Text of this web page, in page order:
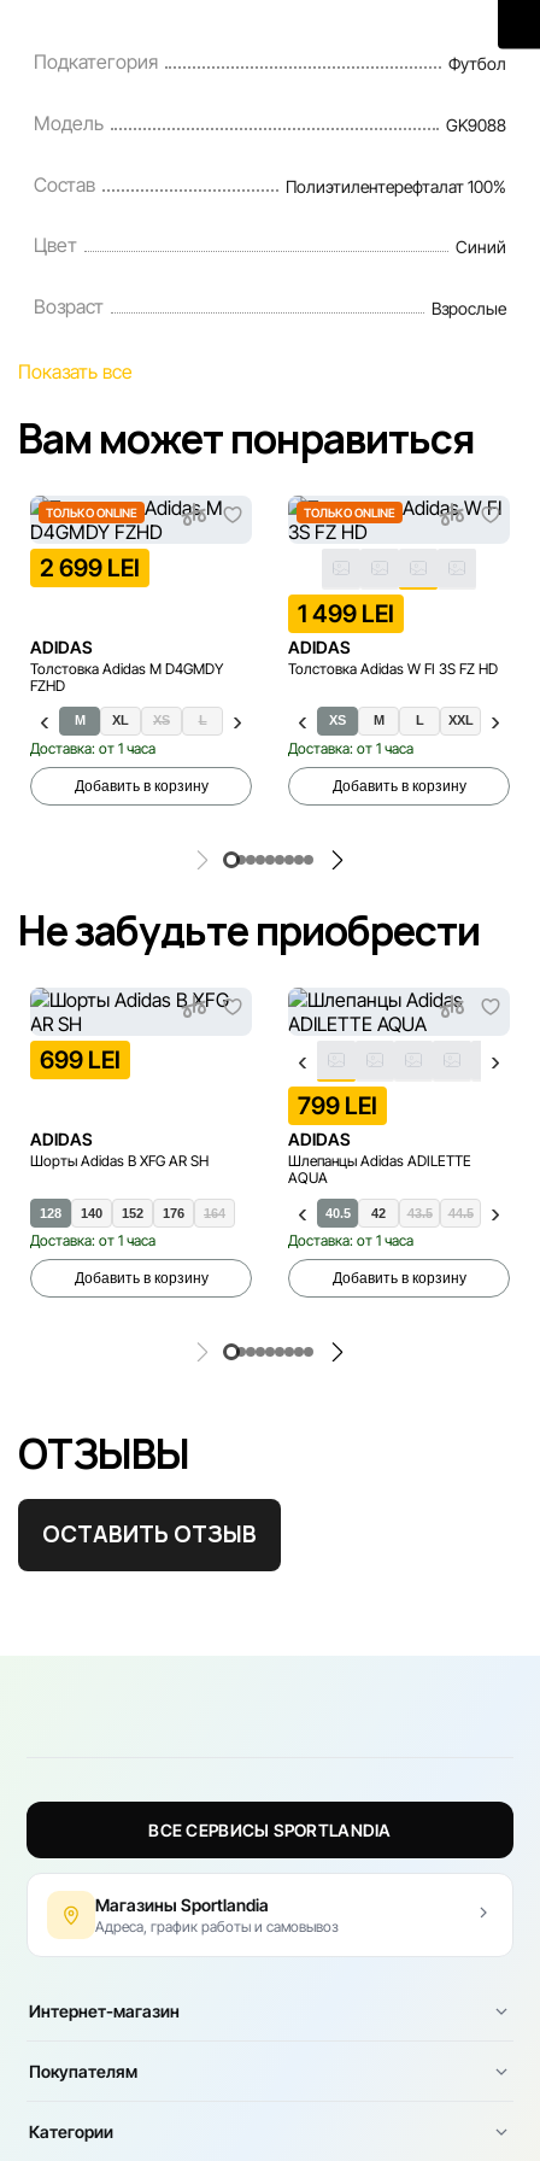
Подкатегория Футбол
Модель GK9088
Состав Полиэтилентерефталат 100%
Цвет Синий
Возраст Взрослые
Показать все
Вам может понравиться
ТОЛЬКО ONLINE
2 699 LEI
ADIDAS
Толстовка Adidas M D4GMDY
FZHD
S M XL XS L 2XL
Доставка: от 1 часа
Добавить в корзину
ТОЛЬКО ONLINE
1 499 LEI
ADIDAS
Толстовка Adidas W FI 3S FZ HD
XS M L XXL XXS
Доставка: от 1 часа
Добавить в корзину
Не забудьте приобрести
699 LEI
ADIDAS
Шорты Adidas B XFG AR SH
128 140 152 176 164
Доставка: от 1 часа
Добавить в корзину
799 LEI
ADIDAS
Шлепанцы Adidas ADILETTE
AQUA
40.5 42 43.5 44.5 46
Доставка: от 1 часа
Добавить в корзину
ОТЗЫВЫ
ОСТАВИТЬ ОТЗЫВ
ВСЕ СЕРВИСЫ SPORTLANDIA
Магазины Sportlandia
Адреса, график работы и самовывоз
Интернет-магазин
Покупателям
Категории